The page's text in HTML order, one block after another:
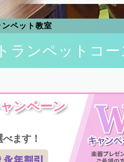
ペット教室
ランペットコー
ンペーン
ます！